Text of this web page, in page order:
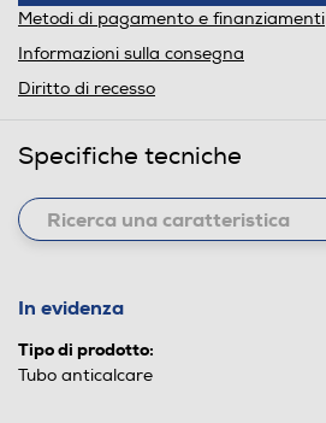
Metodi di pagamento e finanziamenti
Informazioni sulla consegna
Diritto di recesso
Specifiche tecniche
In evidenza
Tipo di prodotto:
Tubo anticalcare